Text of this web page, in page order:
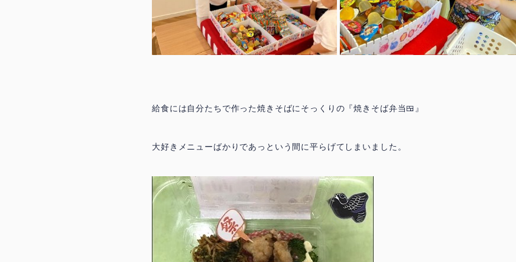
給食には自分たちで作った焼きそばにそっくりの『焼きそば弁当🍱 』
大好きメニューばかりであっという間に平らげてしまいました。
城北園アクセス ▶
facebook instagram お問合せ 採用情報